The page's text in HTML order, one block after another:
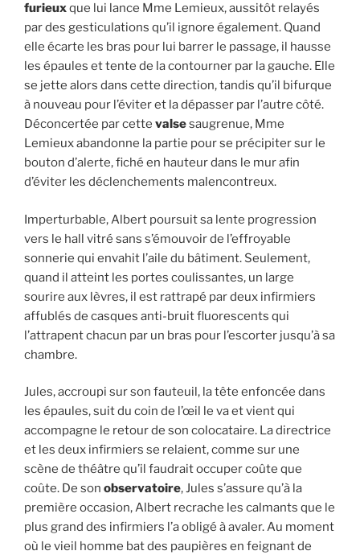
furieuxque lui lance Mme Lemieux, aussitôt relayés
par des gesticulations qu’il ignore également. Quand
elle écarte les bras pour lui barrer le passage, il hausse
les épaules et tente de la contourner par la gauche. Elle
se jette alors dans cette direction, tandis qu’il bifurque
à nouveau pour l’éviter et la dépasser par l’autre côté.
Déconcertée par cette valsesaugrenue, Mme
Lemieux abandonne la partie pour se précipiter sur le
bouton d’alerte, fiché en hauteur dans le mur afin
d’éviter les déclenchements malencontreux.
Imperturbable, Albert poursuit sa lente progression
vers le hall vitré sans s’émouvoir de l’effroyable
sonnerie qui envahit l’aile du bâtiment. Seulement,
quand il atteint les portes coulissantes, un large
sourire aux lèvres, il est rattrapé par deux infirmiers
affublés de casques anti-bruit fluorescents qui
l’attrapent chacun par un bras pour l’escorter jusqu’à sa
chambre.
Jules, accroupi sur son fauteuil, la tête enfoncée dans
les épaules, suit du coin de l’œil le va et vient qui
accompagne le retour de son colocataire. La directrice
et les deux infirmiers se relaient, comme sur une
scène de théâtre qu’il faudrait occuper coûte que
coûte. De son observatoire, Jules s’assure qu’à la
première occasion, Albert recrache les calmants que le
plus grand des infirmiers l’a obligé à avaler. Au moment
où le vieil homme bat des paupières en feignant de